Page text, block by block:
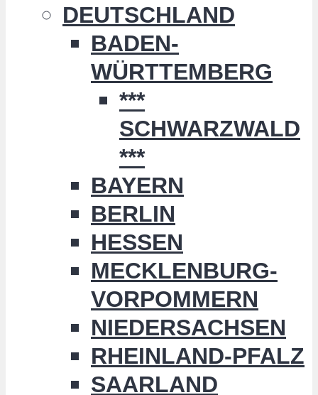
DEUTSCHLAND
BADEN-
WÜRTTEMBERG
***
SCHWARZWALD
***
BAYERN
BERLIN
HESSEN
MECKLENBURG-
VORPOMMERN
NIEDERSACHSEN
RHEINLAND-PFALZ
SAARLAND